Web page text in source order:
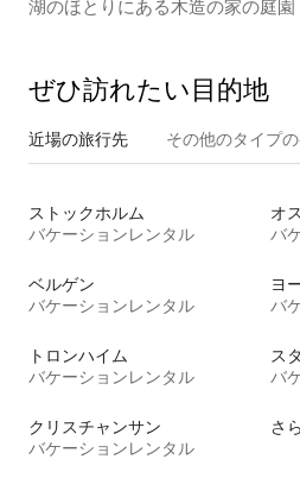
湖のほとりにある木造の家の庭園
ぜひ訪⁠れ⁠た⁠い目⁠的⁠地
近場の旅行先 その他のタ⁠イ⁠プ⁠
ストックホルム
バケーションレンタル
オ
バ
ベルゲン
バケーションレンタル
ヨ
バ
トロンハイム
バケーションレンタル
ス
バ
クリスチャンサン
バケーションレンタル
さ